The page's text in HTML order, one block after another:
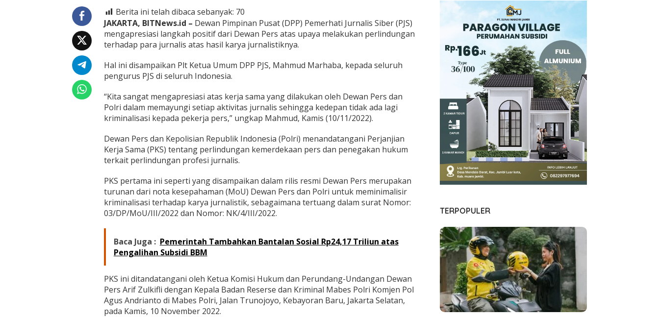
e
w
a
n
P
r
T
n
d
a
n
g
a
i
M
o
U
d
g
n
o
l
r
i
Berita ini telah dibaca sebanyak: 70
JAKARTA, BITNews.id – Dewan Pimpinan Pusat (DPP) Pemerhati Jurnalis Siber (PJS)
mengapresiasi langkah positif dari Dewan Pers atas upaya melakukan perlindungan
terhadap para jurnalis atas hasil karya jurnalistiknya.
Hal ini disampaikan Plt Ketua Umum DPP PJS, Mahmud Marhaba, kepada seluruh
pengurus PJS di seluruh Indonesia.
“Kita sangat mengapresiasi atas kerja sama yang dilakukan oleh Dewan Pers dan
Polri dalam memayungi setiap aktivitas jurnalis sehingga kedepan tidak ada lagi
kriminalisasi kepada pekerja pers,” ungkap Mahmud, Kamis (10/11/2022).
Dewan Pers dan Kepolisian Republik Indonesia (Polri) menandatangani Perjanjian
Kerja Sama (PKS) tentang perlindungan kemerdekaan pers dan penegakan hukum
terkait perlindungan profesi jurnalis.
PKS pertama ini seperti yang disampaikan dalam rilis resmi Dewan Pers merupakan
turunan dari nota kesepahaman (MoU) Dewan Pers dan Polri untuk meminimalisir
kriminalisasi terhadap karya jurnalistik, sebagaimana tertuang dalam surat Nomor:
03/DP/MoU/III/2022 dan Nomor: NK/4/III/2022.
Baca Juga : Pemerintah Tambahkan Bantalan Sosial Rp24,17 Triliun atas
Pengalihan Subsidi BBM
PKS ini ditandatangani oleh Ketua Komisi Hukum dan Perundang-Undangan Dewan
Pers Arif Zulkifli dengan Kepala Badan Reserse dan Kriminal Mabes Polri Komjen Pol
Agus Andrianto di Mabes Polri, Jalan Trunojoyo, Kebayoran Baru, Jakarta Selatan,
pada Kamis, 10 November 2022.
TERPOPULER